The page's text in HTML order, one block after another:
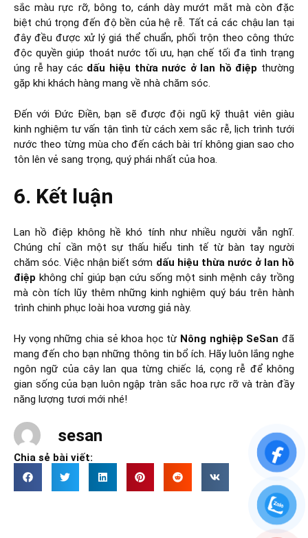
sắc màu rực rỡ, bông to, cánh dày mướt mắt mà còn đặc
biệt chú trọng đến độ bền của hệ rễ. Tất cả các chậu lan tại
đây đều được xử lý giá thể chuẩn, phối trộn theo công thức
độc quyền giúp thoát nước tối ưu, hạn chế tối đa tình trạng
úng rễ hay các dấu hiệu thừa nước ở lan hồ điệp thường
gặp khi khách hàng mang về nhà chăm sóc.
Đến với Đức Điền, bạn sẽ được đội ngũ kỹ thuật viên giàu
kinh nghiệm tư vấn tận tình từ cách xem sắc rễ, lịch trình tưới
nước theo từng mùa cho đến cách bài trí không gian sao cho
tôn lên vẻ sang trọng, quý phái nhất của hoa.
6. Kết luận
Lan hồ điệp không hề khó tính như nhiều người vẫn nghĩ.
Chúng chỉ cần một sự thấu hiểu tinh tế từ bàn tay người
chăm sóc. Việc nhận biết sớm dấu hiệu thừa nước ở lan hồ
điệp không chỉ giúp bạn cứu sống một sinh mệnh cây trồng
mà còn tích lũy thêm những kinh nghiệm quý báu trên hành
trình chinh phục loài hoa vương giả này.
Hy vọng những chia sẻ khoa học từ Nông nghiệp SeSan đã
mang đến cho bạn những thông tin bổ ích. Hãy luôn lắng nghe
ngôn ngữ của cây lan qua từng chiếc lá, cọng rễ để không
gian sống của bạn luôn ngập tràn sắc hoa rực rỡ và tràn đầy
năng lượng tươi mới nhé!
sesan
Chia sẻ bài viết: